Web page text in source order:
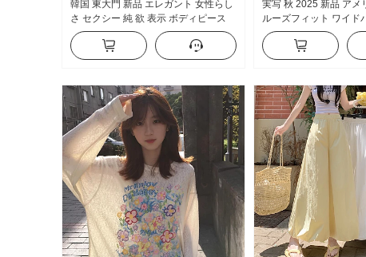
韓国 東大門 新品 エレガント 女性らし
さ セクシー 純 欲 表示 ボディピース
側 系 バックル 半袖 ニット Tシャツ ト
ップス
実写 秋 2025 新品 アメ
ルーズフィット ワイド
ウエスト 引き出し ロ
パンツ ルーズ 垂 感 ス